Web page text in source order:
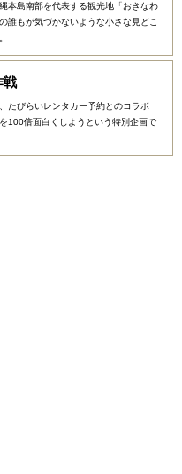
本島南部を代表する観光地「おきなわ
誰もが気づかないような小さな見どこ
戦
たびらいレンタカー予約とのコラボ
100倍面白くしようという特別企画で